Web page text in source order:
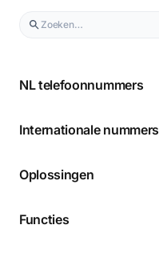
NL telefoonnummers
Internationale nummers
Oplossingen
Functies